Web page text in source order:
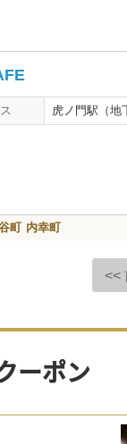
虎ノ門駅（地
町 内幸町
<<
ーポン